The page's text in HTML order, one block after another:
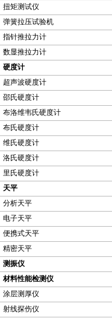
扭矩测试仪
弹簧拉压试验机
指针推拉力计
数显推拉力计
硬度计
超声波硬度计
邵氏硬度计
布洛维韦氏硬度计
布氏硬度计
维氏硬度计
洛氏硬度计
里氏硬度计
天平
分析天平
电子天平
便携式天平
精密天平
测振仪
材料性能检测仪
涂层测厚仪
射线探伤仪